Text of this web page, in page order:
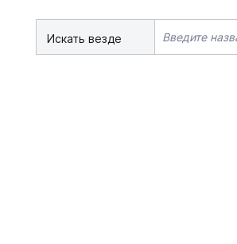
Искать везде